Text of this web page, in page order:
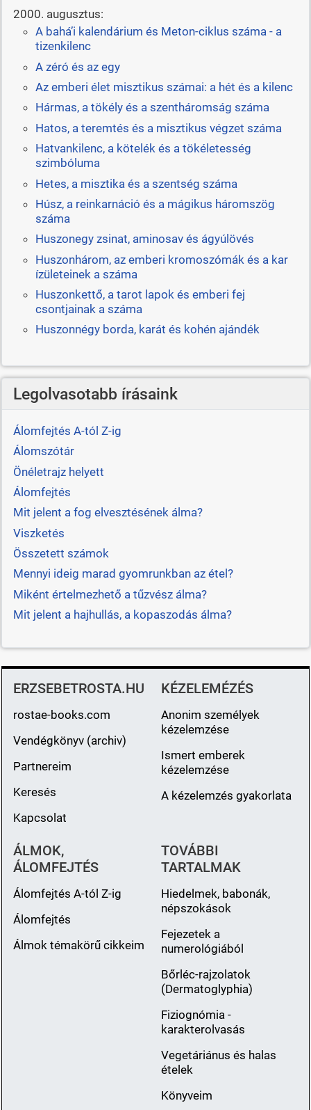
2000. augusztus:
A bahá’i kalendárium és Meton-ciklus száma - a
tizenkilenc
A zéró és az egy
Az emberi élet misztikus számai: a hét és a kilenc
Hármas, a tökély és a szentháromság száma
Hatos, a teremtés és a misztikus végzet száma
Hatvankilenc, a kötelék és a tökéletesség
szimbóluma
Hetes, a misztika és a szentség száma
Húsz, a reinkarnáció és a mágikus háromszög
száma
Huszonegy zsinat, aminosav és ágyúlövés
Huszonhárom, az emberi kromoszómák és a kar
ízületeinek a száma
Huszonkettő, a tarot lapok és emberi fej
csontjainak a száma
Huszonnégy borda, karát és kohén ajándék
Legolvasotabb írásaink
Álomfejtés A-tól Z-ig
Álomszótár
Önéletrajz helyett
Álomfejtés
Mit jelent a fog elvesztésének álma?
Viszketés
Összetett számok
Mennyi ideig marad gyomrunkban az étel?
Miként értelmezhető a tűzvész álma?
Mit jelent a hajhullás, a kopaszodás álma?
ERZSEBETROSTA.HU
rostae-books.com
Vendégkönyv (archiv)
Partnereim
Keresés
Kapcsolat
KÉZELEMÉZÉS
Anonim személyek
kézelemzése
Ismert emberek
kézelemzése
A kézelemzés gyakorlata
ÁLMOK,
ÁLOMFEJTÉS
Álomfejtés A-tól Z-ig
Álomfejtés
Álmok témakörű cikkeim
TOVÁBBI
TARTALMAK
Hiedelmek, babonák,
népszokások
Fejezetek a
numerológiából
Bőrléc-rajzolatok
(Dermatoglyphia)
Fiziognómia -
karakterolvasás
Vegetáriánus és halas
ételek
Könyveim